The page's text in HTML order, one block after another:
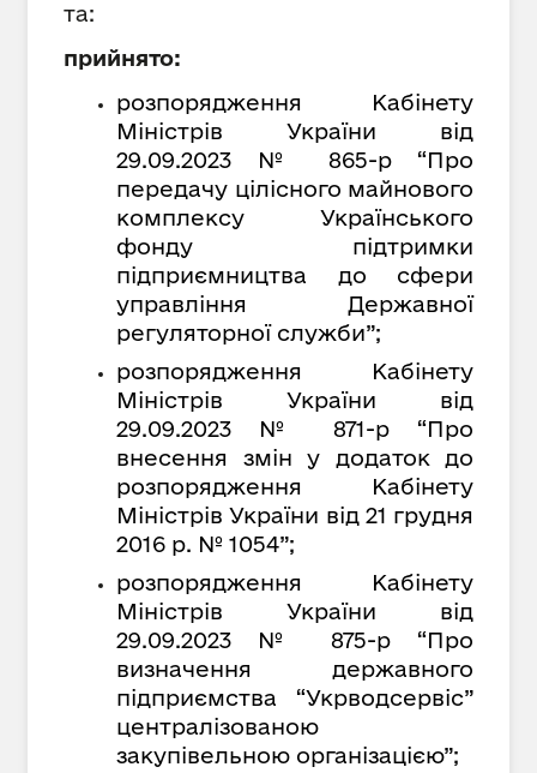
та:
прийнято:
розпорядження Кабінету
Міністрів України від
29.09.2023 № 865-р “Про
передачу цілісного майнового
комплексу Українського
фонду підтримки
підприємництва до сфери
управління Державної
регуляторної служби”;
розпорядження Кабінету
Міністрів України від
29.09.2023 № 871-р “Про
внесення змін у додаток до
розпорядження Кабінету
Міністрів України від 21 грудня
2016 р. № 1054”;
розпорядження Кабінету
Міністрів України від
29.09.2023 № 875-р “Про
визначення державного
підприємства “Укрводсервіс”
централізованою
закупівельною організацією”;